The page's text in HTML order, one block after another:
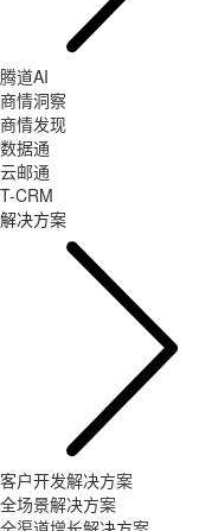
腾道AI
商情洞察
商情发现
数据通
云邮通
T-CRM
解决方案
客户开发解决方案
全场景解决方案